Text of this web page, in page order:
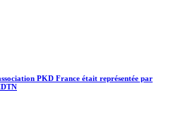
PKD France était représentée par